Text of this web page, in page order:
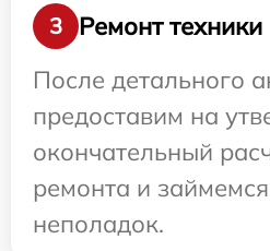
3
Ремонт техники
После детального
предоставим на
окончательный
ремонта и
неполадок.